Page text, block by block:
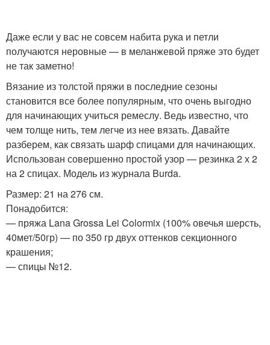
Даже если у вас не совсем набита рука и петли
получаются неровные — в меланжевой пряже это будет
не так заметно!
Вязание из толстой пряжи в последние сезоны
становится все более популярным, что очень выгодно
для начинающих учиться ремеслу. Ведь известно, что
чем толще нить, тем легче из нее вязать. Давайте
разберем, как связать шарф спицами для начинающих.
Использован совершенно простой узор — резинка 2 х 2
на 2 спицах. Модель из журнала Burda.
Размер: 21 на 276 см.
Понадобится:
— пряжа Lana Grossa Lei Colormix (100% овечья шерсть,
40мет/50гр) — по 350 гр двух оттенков секционного
крашения;
— спицы №12.